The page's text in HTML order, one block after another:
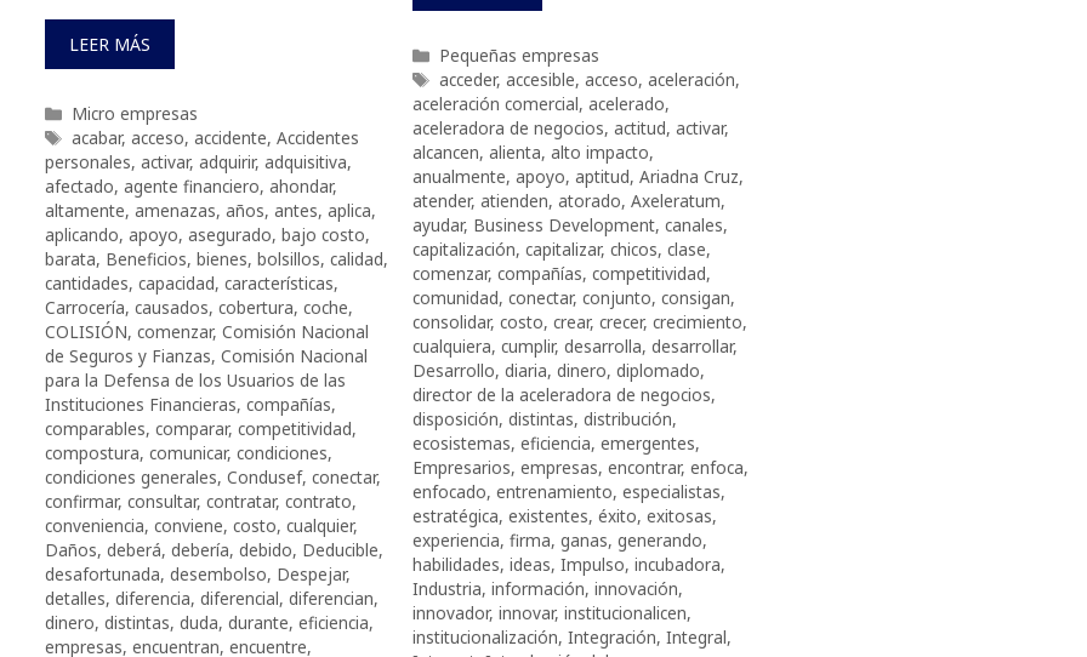
LEER MÁS
Categorías
Micro empresas
Etiquetas
acabar, acceso, accidente, Accidentes
personales, activar, adquirir, adquisitiva,
afectado, agente financiero, ahondar,
altamente, amenazas, años, antes, aplica,
aplicando, apoyo, asegurado, bajo costo,
barata, Beneficios, bienes, bolsillos, calidad,
cantidades, capacidad, características,
Carrocería, causados, cobertura, coche,
COLISIÓN, comenzar, Comisión Nacional
de Seguros y Fianzas, Comisión Nacional
para la Defensa de los Usuarios de las
Instituciones Financieras, compañías,
comparables, comparar, competitividad,
compostura, comunicar, condiciones,
condiciones generales, Condusef, conectar,
confirmar, consultar, contratar, contrato,
conveniencia, conviene, costo, cualquier,
Daños, deberá, debería, debido, Deducible,
desafortunada, desembolso, Despejar,
detalles, diferencia, diferencial, diferencian,
dinero, distintas, duda, durante, eficiencia,
empresas, encuentran, encuentre,
Categorías
Pequeñas empresas
Etiquetas
acceder, accesible, acceso, aceleración,
aceleración comercial, acelerado,
aceleradora de negocios, actitud, activar,
alcancen, alienta, alto impacto,
anualmente, apoyo, aptitud, Ariadna Cruz,
atender, atienden, atorado, Axeleratum,
ayudar, Business Development, canales,
capitalización, capitalizar, chicos, clase,
comenzar, compañías, competitividad,
comunidad, conectar, conjunto, consigan,
consolidar, costo, crear, crecer, crecimiento,
cualquiera, cumplir, desarrolla, desarrollar,
Desarrollo, diaria, dinero, diplomado,
director de la aceleradora de negocios,
disposición, distintas, distribución,
ecosistemas, eficiencia, emergentes,
Empresarios, empresas, encontrar, enfoca,
enfocado, entrenamiento, especialistas,
estratégica, existentes, éxito, exitosas,
experiencia, firma, ganas, generando,
habilidades, ideas, Impulso, incubadora,
Industria, información, innovación,
innovador, innovar, institucionalicen,
institucionalización, Integración, Integral,